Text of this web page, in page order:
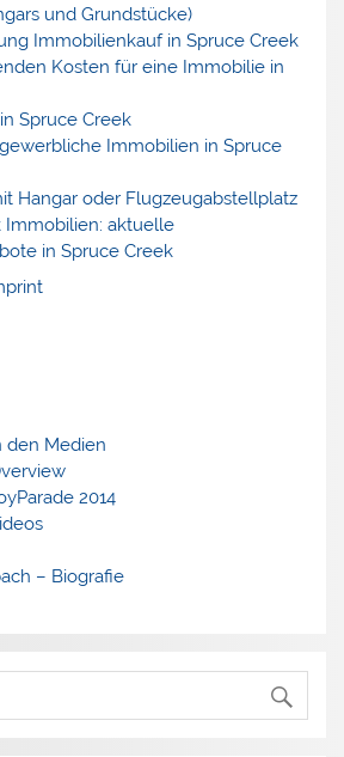
und Grundstücke)
Immobilienkauf in Spruce Creek
Kosten für eine Immobilie in
Spruce Creek
Immobilien in Spruce
Hangar oder Flugzeugabstellplatz
Immobilien: aktuelle
in Spruce Creek
den Medien
2014
– Biografie